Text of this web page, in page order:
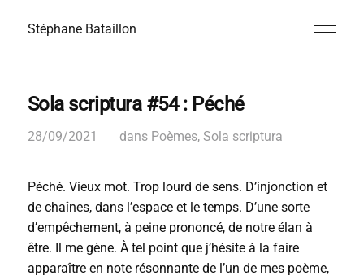
Stéphane Bataillon
Sola scriptura #54 : Péché
28/09/2021 dans Poèmes, Sola scriptura
Péché. Vieux mot. Trop lourd de sens. D’injonction et
de chaînes, dans l’espace et le temps. D’une sorte
d’empêchement, à peine prononcé, de notre élan à
être. Il me gène. À tel point que j’hésite à la faire
apparaître en note résonnante de l’un de mes poème,